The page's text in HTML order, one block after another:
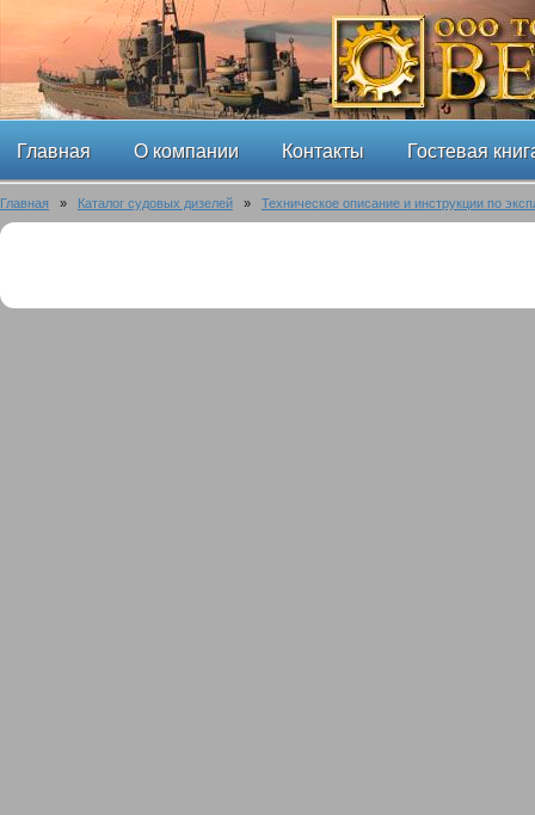
Главная О компании Контакты Гостевая
Главная » Каталог судовых дизелей » Техническое описание и инструкции по